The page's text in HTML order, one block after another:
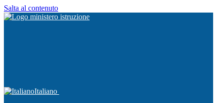
Salta al contenuto
Italiano